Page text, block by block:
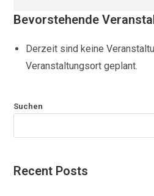
Almrausch
Bevorstehende
Derzeit sind keine
Veranstaltungsort geplant.
Suchen
Recent Posts